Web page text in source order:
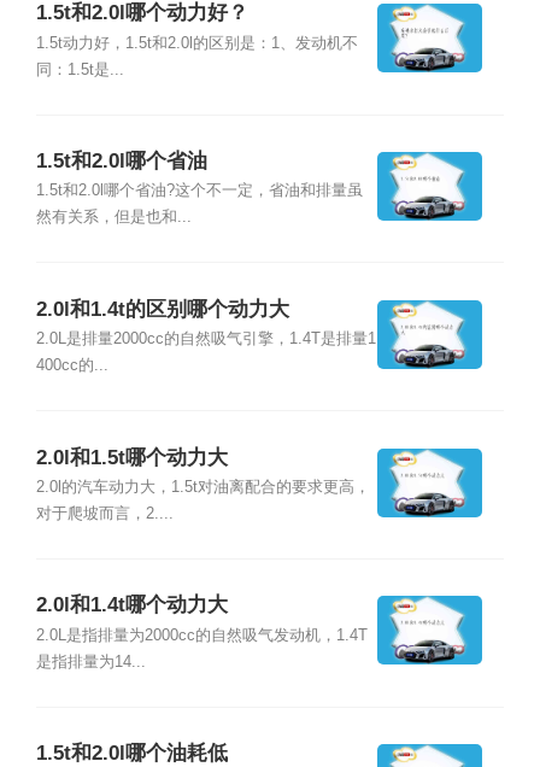
1.5t和2.0l哪个动力好？
1.5t动力好，1.5t和2.0l的区别是：1、发动机不
同：1.5t是...
1.5t和2.0l哪个省油
1.5t和2.0l哪个省油?这个不一定，省油和排量虽
然有关系，但是也和...
2.0l和1.4t的区别哪个动力大
2.0L是排量2000cc的自然吸气引擎，1.4T是排量1
400cc的...
2.0l和1.5t哪个动力大
2.0l的汽车动力大，1.5t对油离配合的要求更高，
对于爬坡而言，2....
2.0l和1.4t哪个动力大
2.0L是指排量为2000cc的自然吸气发动机，1.4T
是指排量为14...
1.5t和2.0l哪个油耗低